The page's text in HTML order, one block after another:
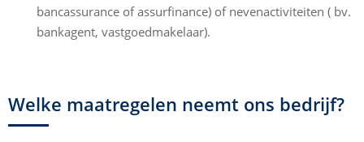
bancassurance of assurfinance) of nevenactiviteiten ( bv.
bankagent, vastgoedmakelaar).
Welke maatregelen neemt ons bedrijf?